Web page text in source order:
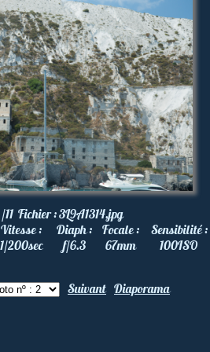
11 Fichier :3L9A1314.jpg
Vitesse :
1/200sec
Diaph :
f/6.3
Focale :
67mm
Sensibilité :
100ISO
Suivant Diaporama